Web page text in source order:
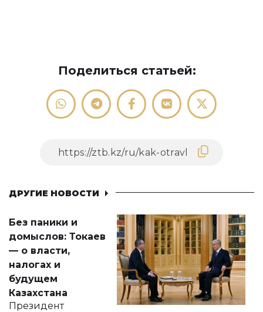
Поделиться статьей:
ДРУГИЕ НОВОСТИ
Без паники и
домыслов: Токаев
— о власти,
налогах и
будущем
Казахстана
Президент